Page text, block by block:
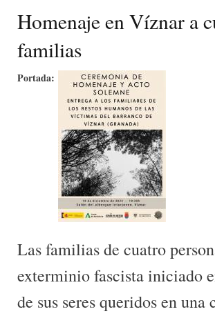
Homenaje en Víznar a
familias
Portada:
Las familias de cuatro
exterminio fascista iniciado
de sus seres queridos en